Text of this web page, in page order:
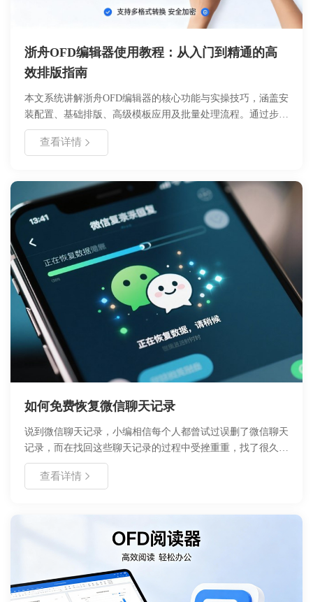
浙舟OFD编辑器使用教程：从入门到精通的高
效排版指南
本文系统讲解浙舟OFD编辑器的核心功能与实操技巧，涵盖安
装配置、基础排版、高级模板应用及批量处理流程。通过步骤
拆解与参数说明，帮助用户快速掌握OFD标准版式文件的创
建、编辑与输出方法，适用于政务公文、企业合同、学术出版
查看详情
如何免费恢复微信聊天记录
说到微信聊天记录，小编相信每个人都曾试过误删了微信聊天
记录，而在找回这些聊天记录的过程中受挫重重，找了很久很
久都没能找到一个适合自己的恢复方法，甚至有很多人浪费了
很多金钱受骗上当了也没能将聊天记录恢复回来，如何免费恢
查看详情